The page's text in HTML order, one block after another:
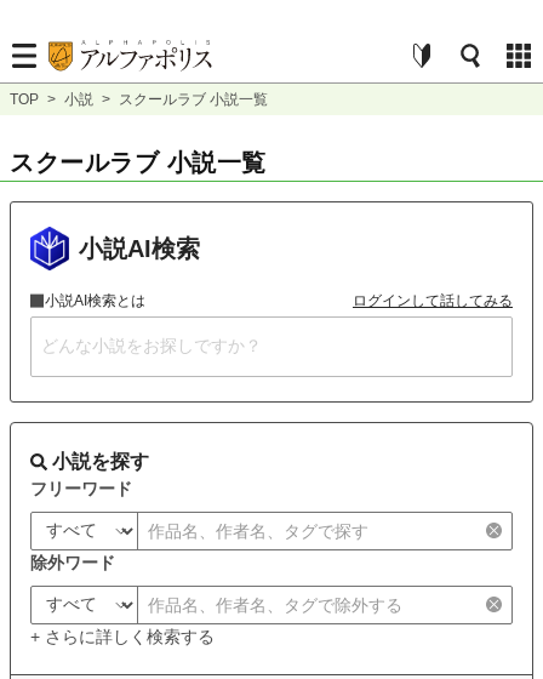
TOP > 小説 > スクールラブ 小説一覧
スクールラブ 小説一覧
小説AI検索
小説AI検索とは ログインして話してみる
小説を探す
フリーワード
除外ワード
+ さらに詳しく検索する